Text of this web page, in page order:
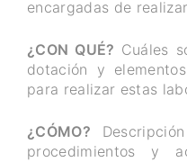
encargadas de
¿CON QUÉ? Cuáles
dotación y
para realizar estas
¿CÓMO?
procedimientos y